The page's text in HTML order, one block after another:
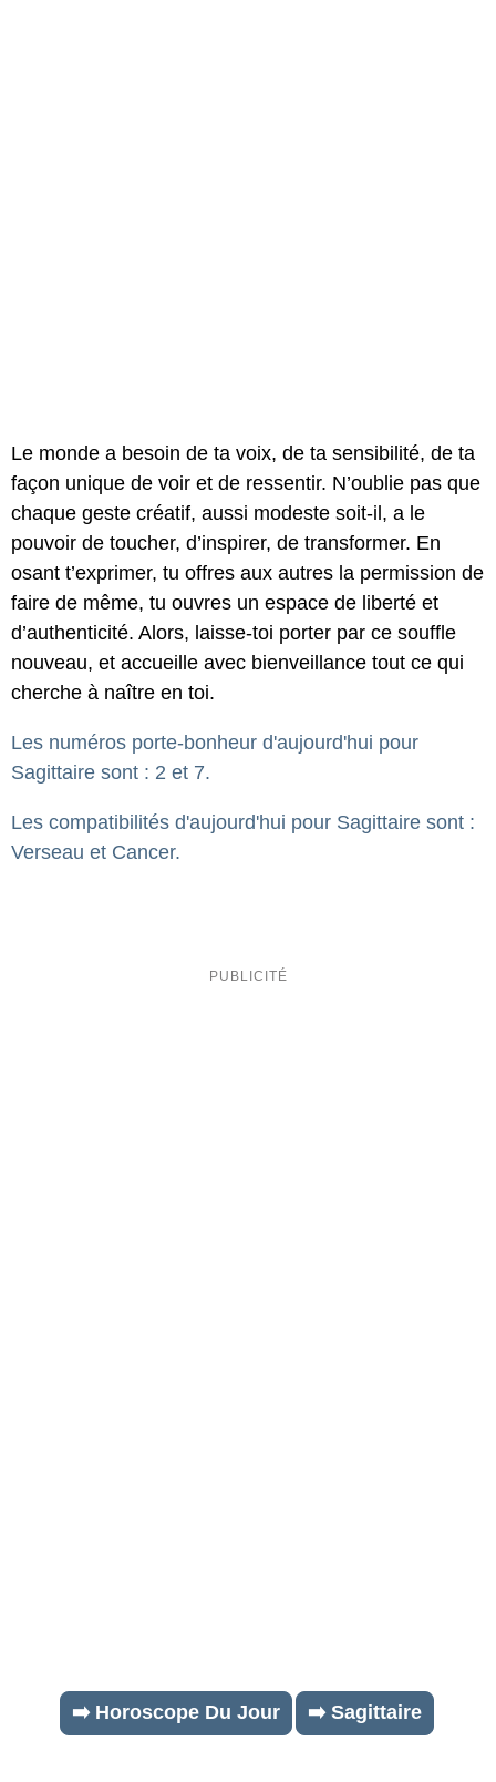
Le monde a besoin de ta voix, de ta sensibilité, de ta
façon unique de voir et de ressentir. N’oublie pas que
chaque geste créatif, aussi modeste soit-il, a le
pouvoir de toucher, d’inspirer, de transformer. En
osant t’exprimer, tu offres aux autres la permission de
faire de même, tu ouvres un espace de liberté et
d’authenticité. Alors, laisse-toi porter par ce souffle
nouveau, et accueille avec bienveillance tout ce qui
cherche à naître en toi.
Les numéros porte-bonheur d'aujourd'hui pour
Sagittaire sont : 2 et 7.
Les compatibilités d'aujourd'hui pour Sagittaire sont :
Verseau et Cancer.
➡️ Horoscope Du Jour ➡️ Sagittaire